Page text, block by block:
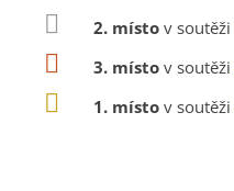
2. místo v soutěži
3. místo v soutěži
1. místo v soutěži